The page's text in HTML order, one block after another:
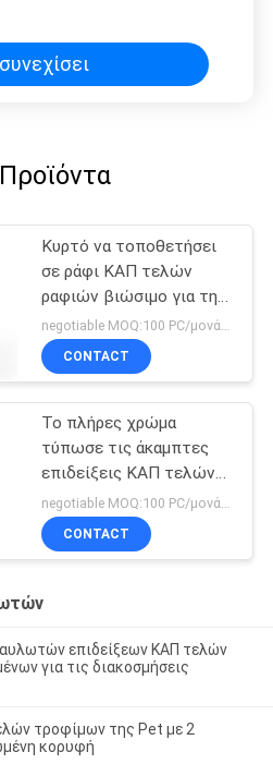
Κυρτό να τοποθετήσει
σε ράφι ΚΑΠ τελών
ραφιών βιώσιμο για την
προαγωγή του
απορρυπαντικού
πλυντηρίων
negotiable MOQ:100 PC/μονάδα
CONTACT
Το πλήρες χρώμα
τύπωσε τις άκαμπτες
επιδείξεις ΚΑΠ τελών
φιλικές προς το
περιβάλλον
negotiable MOQ:100 PC/μονάδα
CONTACT
επιδείξεων ΚΑΠ τελών
για τις διακοσμήσεις
τροφίμων της Pet με 2
κορυφή